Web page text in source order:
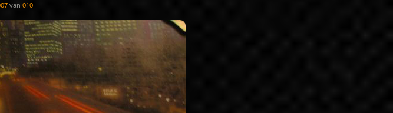
van 010